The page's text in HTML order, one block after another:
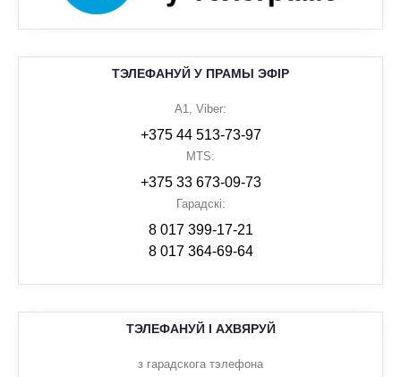
ТЭЛЕФАНУЙ У ПРАМЫ ЭФІР
A1, Viber:
+375 44 513-73-97
MTS:
+375 33 673-09-73
Гарадскі:
8 017 399-17-21
8 017 364-69-64
ТЭЛЕФАНУЙ І АХВЯРУЙ
з гарадскога тэлефона